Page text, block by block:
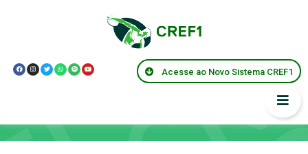
Acesse ao Novo Sistema CREF1